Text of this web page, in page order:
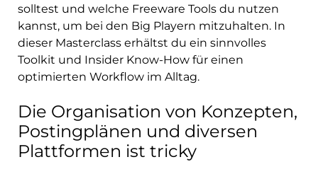
solltest und welche Freeware Tools du nutzen
kannst, um bei den Big Playern mitzuhalten. In
dieser Masterclass erhältst du ein sinnvolles
Toolkit und Insider Know-How für einen
optimierten Workflow im Alltag.
Die Organisation von Konzepten,
Postingplänen und diversen
Plattformen ist tricky